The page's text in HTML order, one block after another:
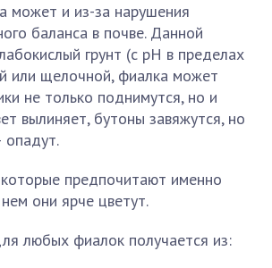
может и из-за нарушения
баланса в почве. Данной
грунт (с pH в пределах
или щелочной, фиалка может
не только поднимутся, но и
вылиняет, бутоны завяжутся, но
опадут.
предпочитают именно
они ярче цветут.
любых фиалок получается из: